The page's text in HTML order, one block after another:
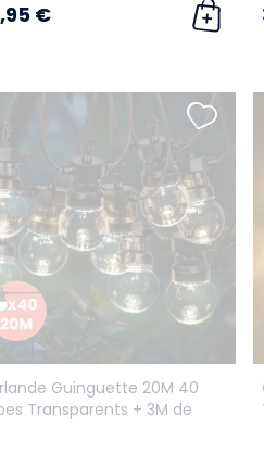
€
Guinguette 20M 40
Transparents + 3M de